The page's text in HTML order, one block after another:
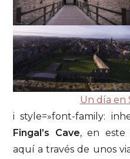
Un día en
i style=»font-family:
Fingal’s Cave, en este
aquí a través de unos